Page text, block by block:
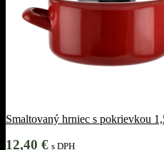
Smaltovaný hrniec s pokrievkou
12,40 € s DPH